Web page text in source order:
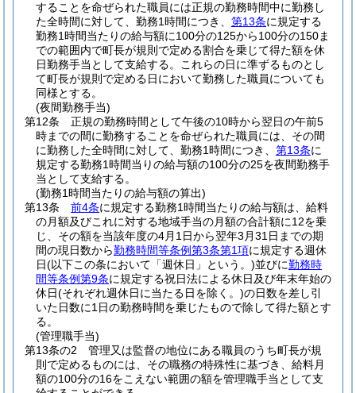
することを命ぜられた職員には正規の勤務時間中に勤務し
た全時間に対して、勤務1時間につき、 第13条に規定する
勤務1時間当たりの給与額に100分の125から100分の150ま
での範囲内で町長が規則で定める割合を乗じて得た額を休
日勤務手当として支給する。
これらの日に準ずるものとし
て町長が規則で定める日において勤務した職員についても
同様とする。
(夜間勤務手当)
第12条
正規の勤務時間として午後の10時から翌日の午前5
時までの間に勤務することを命ぜられた職員には、その間
に勤務した全時間に対して、勤務1時間につき、 第13条に
規定する勤務1時間当りの給与額の100分の25を夜間勤務手
当として支給する。
(勤務1時間当たりの給与額の算出)
第13条
前4条に規定する勤務1時間当たりの給与額は、給料
の月額及びこれに対する地域手当の月額の合計額に12を乗
じ、その額を当該年度の4月1日から翌年3月31日までの期
間の現日数から勤務時間等条例第3条第1項に規定する週休
日(以下この条において「週休日」という。)並びに勤務時
間等条例第9条に規定する祝日法による休日及び年末年始の
休日(それぞれ週休日に当たる日を除く。)の日数を差し引
いた日数に1日の勤務時間を乗じたもので除して得た額とす
る。
(管理職手当)
第13条の2
管理又は監督の地位にある職員のうち町長が規
則で定めるものには、その職務の特殊性に基づき、給料月
額の100分の16をこえない範囲の額を管理職手当として支